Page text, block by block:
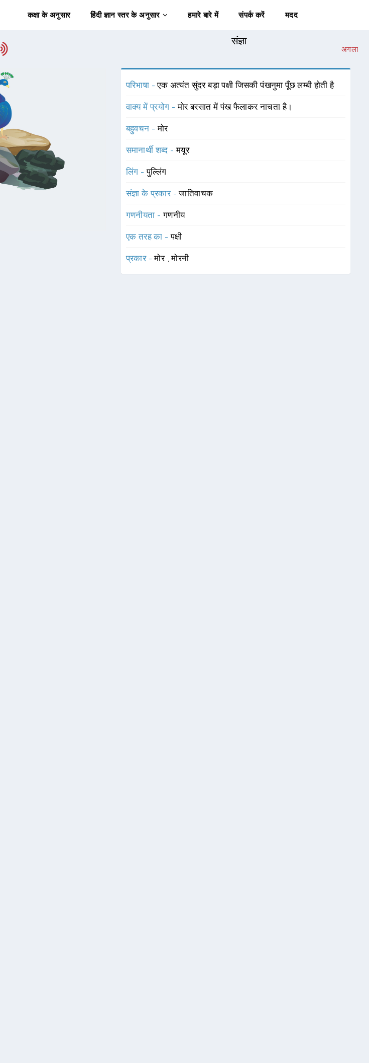
कक्षा के अनुसार हिंदी ज्ञान स्तर के अनुसार हमारे बारे में संपर्क करें मदद
संज्ञा
अगला
परिभाषा -एक अत्यंत सुंदर बड़ा पक्षी जिसकी पंखनुमा पूँछ लम्बी होती है
वाक्य में प्रयोग -मोर बरसात में पंख फैलाकर नाचता है।
बहुवचन -मोर
समानार्थी शब्द -मयूर
लिंग -पुल्लिंग
संज्ञा के प्रकार -जातिवाचक
गणनीयता -गणनीय
एक तरह का -पक्षी
प्रकार -मोर ,मोरनी